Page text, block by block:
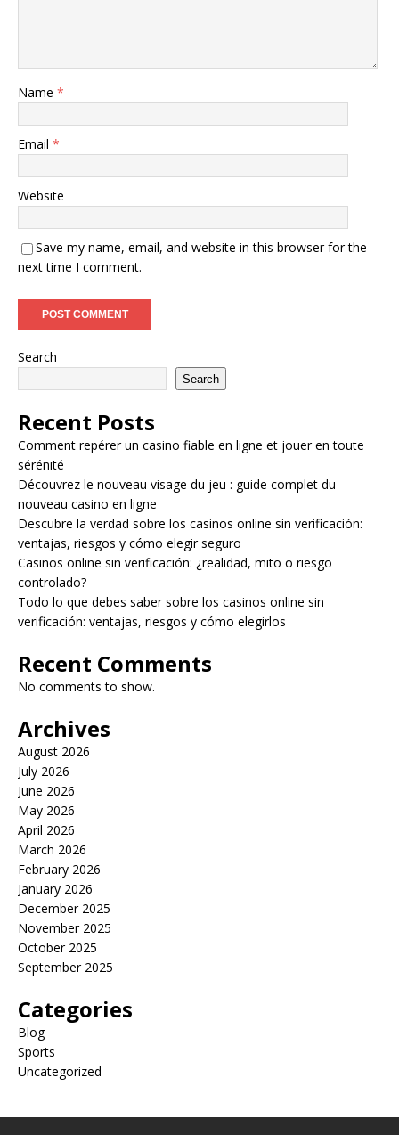
Name *
Email *
Website
Save my name, email, and website in this browser for the
next time I comment.
Search
Search
Recent Posts
Comment repérer un casino fiable en ligne et jouer en toute
sérénité
Découvrez le nouveau visage du jeu : guide complet du
nouveau casino en ligne
Descubre la verdad sobre los casinos online sin verificación:
ventajas, riesgos y cómo elegir seguro
Casinos online sin verificación: ¿realidad, mito o riesgo
controlado?
Todo lo que debes saber sobre los casinos online sin
verificación: ventajas, riesgos y cómo elegirlos
Recent Comments
No comments to show.
Archives
August 2026
July 2026
June 2026
May 2026
April 2026
March 2026
February 2026
January 2026
December 2025
November 2025
October 2025
September 2025
Categories
Blog
Sports
Uncategorized